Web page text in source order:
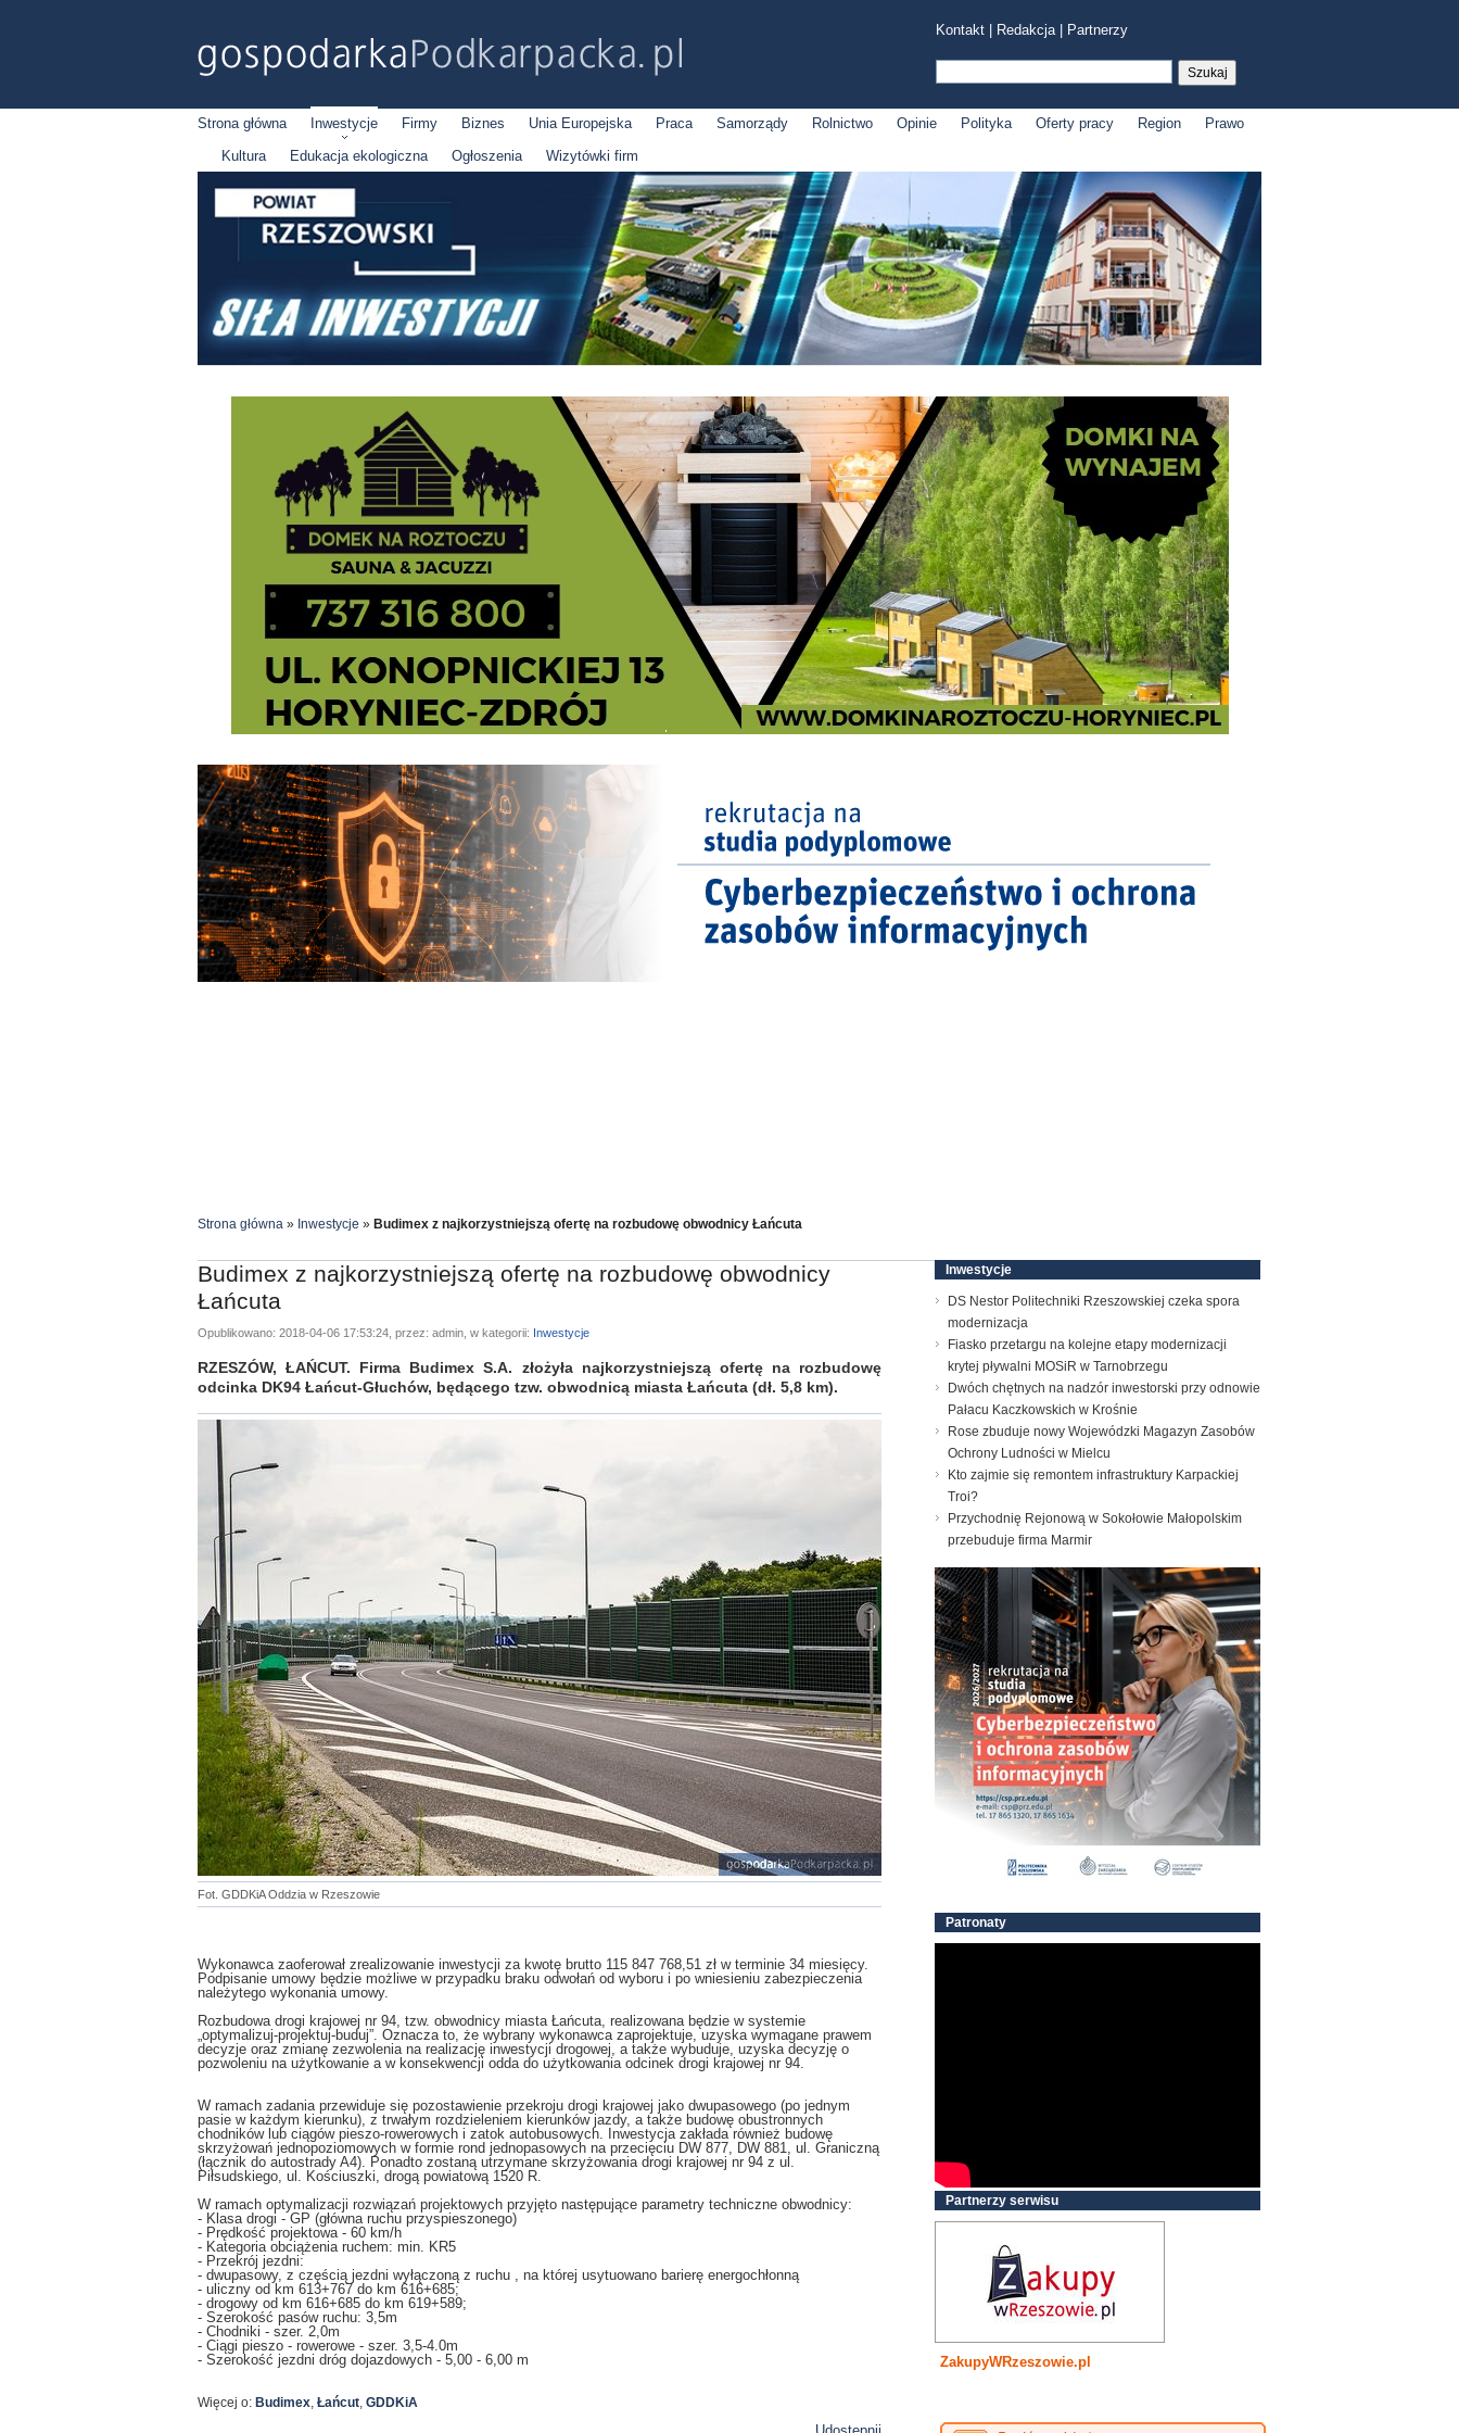
Kontakt Redakcja| Partnerzy
Strona główna Inwestycje Firmy Biznes Unia Europejska Praca Samorządy Rolnictwo Opinie Polityka Oferty pracy Region
Prawo
Kultura
Edukacja ekologiczna Ogłoszenia Wizytówki firm
Strona główna » Inwestycje » Budimex z najkorzystniejszą ofertę na rozbudowę obwodnicy Łańcuta
Budimex z najkorzystniejszą ofertę na rozbudowę obwodnicy
Łańcuta
Opublikowano: 2018-04-06 17:53:24, przez: admin, w kategorii: Inwestycje
RZESZÓW, ŁAŃCUT. Firma Budimex S.A. złożyła najkorzystniejszą ofertę na rozbudowę
odcinka DK94 Łańcut-Głuchów, będącego tzw. obwodnicą miasta Łańcuta (dł. 5,8 km).
Fot. GDDKiA Oddzia w Rzeszowie
Wykonawca zaoferował zrealizowanie inwestycji za kwotę brutto 115 847 768,51 zł w terminie 34 miesięcy.
Podpisanie umowy będzie możliwe w przypadku braku odwołań od wyboru i po wniesieniu zabezpieczenia
należytego wykonania umowy.
Rozbudowa drogi krajowej nr 94, tzw. obwodnicy miasta Łańcuta, realizowana będzie w systemie
„optymalizuj-projektuj-buduj”. Oznacza to, że wybrany wykonawca zaprojektuje, uzyska wymagane prawem
decyzje oraz zmianę zezwolenia na realizację inwestycji drogowej, a także wybuduje, uzyska decyzję o
pozwoleniu na użytkowanie a w konsekwencji odda do użytkowania odcinek drogi krajowej nr 94.
W ramach zadania przewiduje się pozostawienie przekroju drogi krajowej jako dwupasowego (po jednym
pasie w każdym kierunku), z trwałym rozdzieleniem kierunków jazdy, a także budowę obustronnych
chodników lub ciągów pieszo-rowerowych i zatok autobusowych. Inwestycja zakłada również budowę
skrzyżowań jednopoziomowych w formie rond jednopasowych na przecięciu DW 877, DW 881, ul. Graniczną
(łącznik do autostrady A4). Ponadto zostaną utrzymane skrzyżowania drogi krajowej nr 94 z ul.
Piłsudskiego, ul. Kościuszki, drogą powiatową 1520 R.
W ramach optymalizacji rozwiązań projektowych przyjęto następujące parametry techniczne obwodnicy:
- Klasa drogi - GP (główna ruchu przyspieszonego)
- Prędkość projektowa - 60 km/h
- Kategoria obciążenia ruchem: min. KR5
- Przekrój jezdni:
- dwupasowy, z częścią jezdni wyłączoną z ruchu , na której usytuowano barierę energochłonną
- uliczny od km 613+767 do km 616+685;
- drogowy od km 616+685 do km 619+589;
- Szerokość pasów ruchu: 3,5m
- Chodniki - szer. 2,0m
- Ciągi pieszo - rowerowe - szer. 3,5-4.0m
- Szerokość jezdni dróg dojazdowych - 5,00 - 6,00 m
Więcej o: Budimex, Łańcut, GDDKiA
Inwestycje
DS Nestor Politechniki Rzeszowskiej czeka spora
modernizacja
Fiasko przetargu na kolejne etapy modernizacji
krytej pływalni MOSiR w Tarnobrzegu
Dwóch chętnych na nadzór inwestorski przy odnowie
Pałacu Kaczkowskich w Krośnie
Rose zbuduje nowy Wojewódzki Magazyn Zasobów
Ochrony Ludności w Mielcu
Kto zajmie się remontem infrastruktury Karpackiej
Troi?
Przychodnię Rejonową w Sokołowie Małopolskim
przebuduje firma Marmir
Patronaty
Partnerzy serwisu
ZakupyWRzeszowie.pl